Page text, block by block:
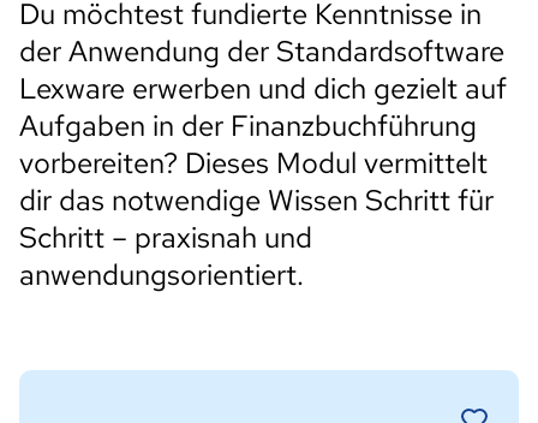
Du möchtest fundierte Kenntnisse in
der Anwendung der Standardsoftware
Lexware erwerben und dich gezielt auf
Aufgaben in der Finanzbuchführung
vorbereiten? Dieses Modul vermittelt
dir das notwendige Wissen Schritt für
Schritt – praxisnah und
anwendungsorientiert.